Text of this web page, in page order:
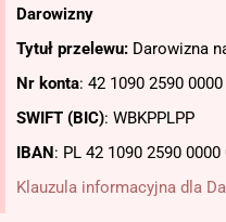
Darowizny
Tytuł przelewu: Darowizna
Nr konta: 42 1090 2590
SWIFT (BIC): WBKPPLPP
IBAN: PL 42 1090 2590
Klauzula informacyjna dla